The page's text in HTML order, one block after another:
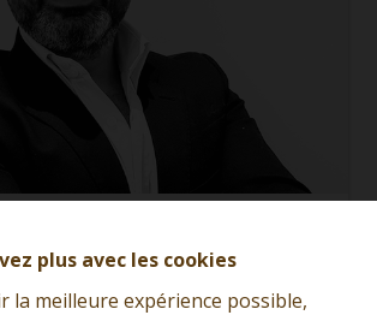
plus avec les cookies
la meilleure expérience possible,